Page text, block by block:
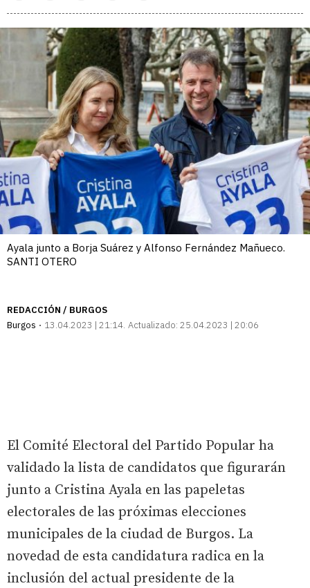
Ayala junto a Borja Suárez y Alfonso Fernández Mañueco.
SANTI OTERO
REDACCIÓN / BURGOS
Burgos
13.04.2023 | 21:14 Actualizado: 25.04.2023 | 20:06
El Comité Electoral del Partido Popular ha
validado la lista de candidatos que figurarán
junto a Cristina Ayala en las papeletas
electorales de las próximas elecciones
municipales de la ciudad de Burgos. La
novedad de esta candidatura radica en la
inclusión del actual presidente de la